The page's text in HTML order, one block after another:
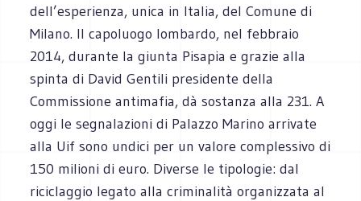
dell’esperienza, unica in Italia, del Comune di
Milano. Il capoluogo lombardo, nel febbraio
2014, durante la giunta Pisapia e grazie alla
spinta di David Gentili presidente della
Commissione antimafia, dà sostanza alla 231. A
oggi le segnalazioni di Palazzo Marino arrivate
alla Uif sono undici per un valore complessivo di
150 milioni di euro. Diverse le tipologie: dal
riciclaggio legato alla criminalità organizzata al